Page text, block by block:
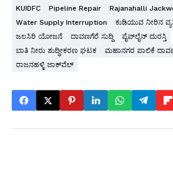
KUIDFC
Pipeline Repair
Rajanahalli
Water Supply Interruption
ಕುಡಿಯುವ ನೀರಿನ
ಜಲಸಿರಿ ಯೋಜನೆ
ದಾವಣಗೆರೆ ಸುದ್ದಿ
ಪೈಪ್‌ಲೈನ್ ದುರಸ್ತಿ
ಬಾತಿ ನೀರು ಶುದ್ಧೀಕರಣ ಘಟಕ
ಮಹಾನಗರ ಪಾಲಿಕೆ
ರಾಜನಹಳ್ಳಿ ಜಾಕ್‌ವೆಲ್